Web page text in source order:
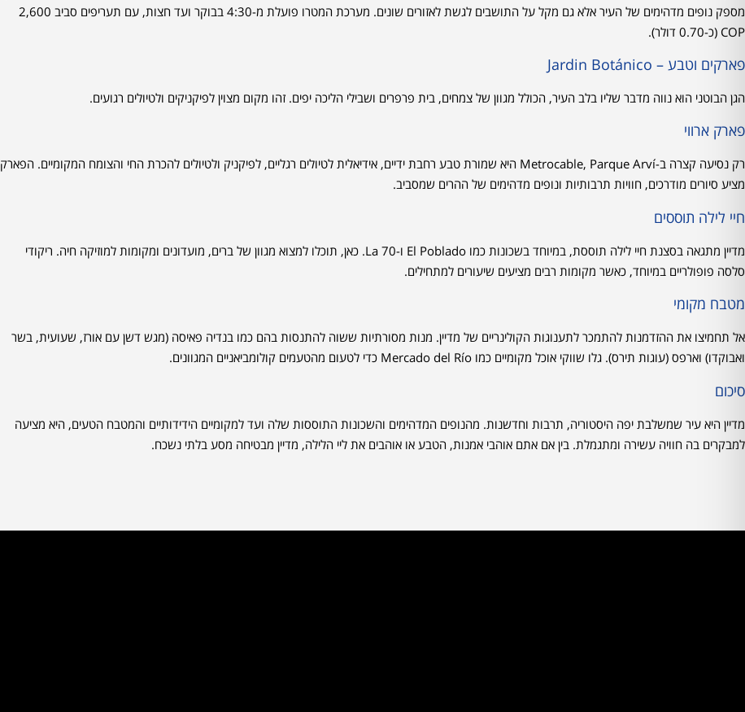
מספק נופים מדהימים של העיר אלא גם מקל על התושבים לגשת לאזורים שונים. מערכת המטרו פועלת מ-4:30 בבוקר ועד חצות, עם תעריפים סביב 2,600
COP (כ-0.70 דולר).
פארקים וטבע – Jardin Botánico
הגן הבוטני הוא נווה מדבר שליו בלב העיר, הכולל מגוון של צמחים, בית פרפרים ושבילי הליכה יפים. זהו מקום מצוין לפיקניקים ולטיולים רגועים.
פארק ארווי
רק נסיעה קצרה ב-Metrocable, Parque Arví היא שמורת טבע רחבת ידיים, אידיאלית לטיולים רגליים, לפיקניק ולטיולים להכרת החי והצומח המקומיים. הפארק
מציע סיורים מודרכים, חוויות תרבותיות ונופים מדהימים של ההרים שמסביב.
חיי לילה תוססים
מדיין מתגאה בסצנת חיי לילה תוססת, במיוחד בשכונות כמו El Poblado ו-La 70. כאן, תוכלו למצוא מגוון של ברים, מועדונים ומקומות למוזיקה חיה. ריקודי
סלסה פופולריים במיוחד, כאשר מקומות רבים מציעים שיעורים למתחילים.
מטבח מקומי
אל תחמיצו את ההזדמנות להתמכר לתענוגות הקולינריים של מדיין. מנות מסורתיות ששוה להתנסות בהם כמו בנדיה פאיסה (מגש דשן עם אורז, שעועית, בשר
ואבוקדו) וארפס (עוגות תירס). גלו שווקי אוכל מקומיים כמו Mercado del Río כדי לטעום מהטעמים קולומביאניים המגוונים.
סיכום
מדיין היא עיר שמשלבת יפה היסטוריה, תרבות וחדשנות. מהנופים המדהימים והשכונות התוססות שלה ועד למקומיים הידידותיים והמטבח הטעים, היא מציעה
למבקרים בה חוויה עשירה ומתגמלת. בין אם אתם אוהבי אמנות, הטבע או אוהבים את ליי הלילה, מדיין מבטיחה מסע בלתי נשכח.